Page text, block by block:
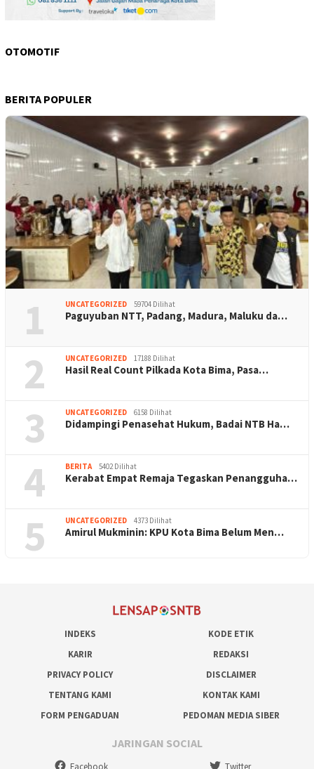
OTOMOTIF
BERITA POPULER
1 UNCATEGORIZED 59704 Dilihat
Paguyuban NTT, Padang, Madura, Maluku da…
2 UNCATEGORIZED 17188 Dilihat
Hasil Real Count Pilkada Kota Bima, Pasa…
3 UNCATEGORIZED 6158 Dilihat
Didampingi Penasehat Hukum, Badai NTB Ha…
4 BERITA 5402 Dilihat
Kerabat Empat Remaja Tegaskan Penangguha…
5 UNCATEGORIZED 4373 Dilihat
Amirul Mukminin: KPU Kota Bima Belum Men…
INDEKS
KODE ETIK
KARIR
REDAKSI
PRIVACY POLICY
DISCLAIMER
TENTANG KAMI
KONTAK KAMI
FORM PENGADUAN
PEDOMAN MEDIA SIBER
JARINGAN SOCIAL
Facebook Twitter